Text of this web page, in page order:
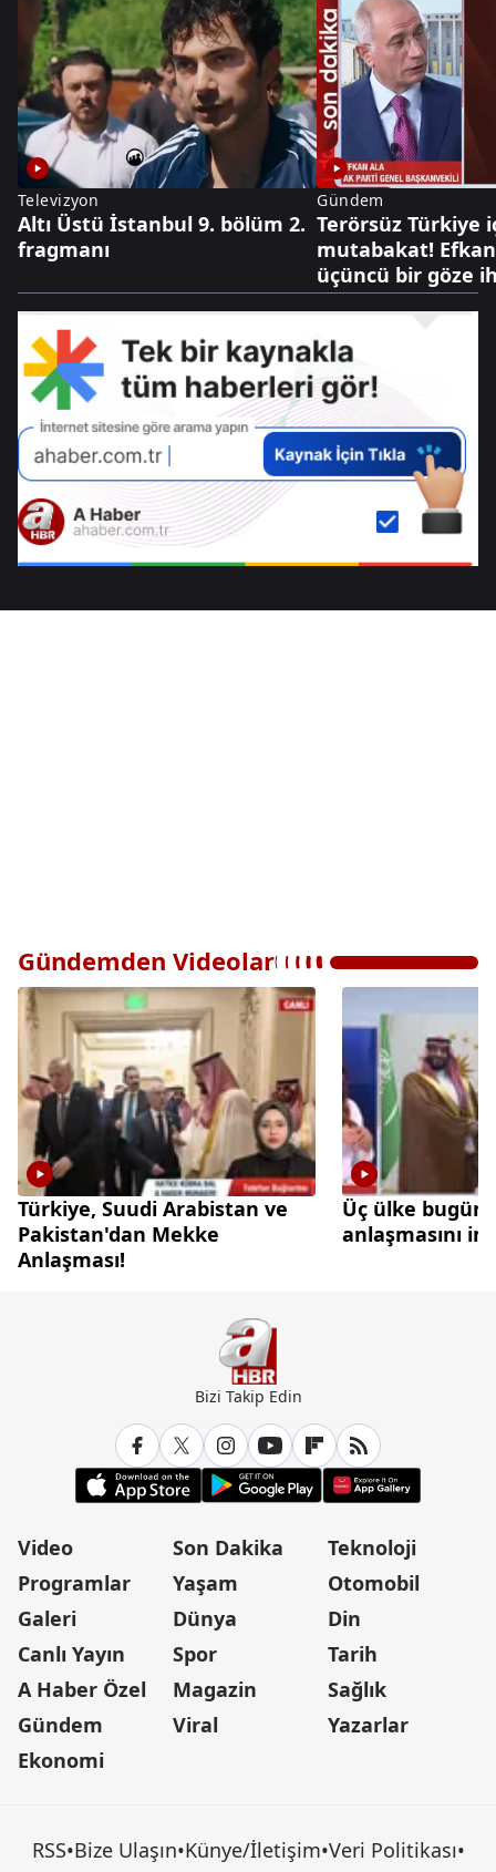
Televizyon
Altı Üstü İstanbul 9. bölüm 2.
fragmanı
Gündem
Terörsüz Türkiye
mutabakat!
üçüncü bir göze
yok,
Gündemden Videolar
Türkiye, Suudi Arabistan ve
Pakistan'dan Mekke
Anlaşması!
Üç ülke bugün
anlaşmasını
Bizi Takip Edin
Video
Programlar
Galeri
Canlı Yayın
A Haber Özel
Gündem
Ekonomi
Son Dakika
Yaşam
Dünya
Spor
Magazin
Viral
Teknoloji
Otomobil
Din
Tarih
Sağlık
Yazarlar
RSS•Bize Ulaşın•Künye/İletişim•Veri Politikası•